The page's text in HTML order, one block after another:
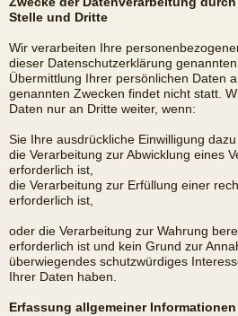
Stelle und Dritte
Wir verarbeiten Ihre
dieser Datenschutzerklärung
Übermittlung Ihrer persönlichen Daten
genannten Zwecken findet nicht statt.
Daten nur an Dritte weiter, wenn:
Sie Ihre ausdrückliche Einwilligung
die Verarbeitung zur Abwicklung eines
erforderlich ist,
die Verarbeitung zur Erfüllung einer
erforderlich ist,
oder die Verarbeitung zur Wahrung
erforderlich ist und kein Grund zur
überwiegendes schutzwürdiges
Ihrer Daten haben.
Erfassung allgemeiner